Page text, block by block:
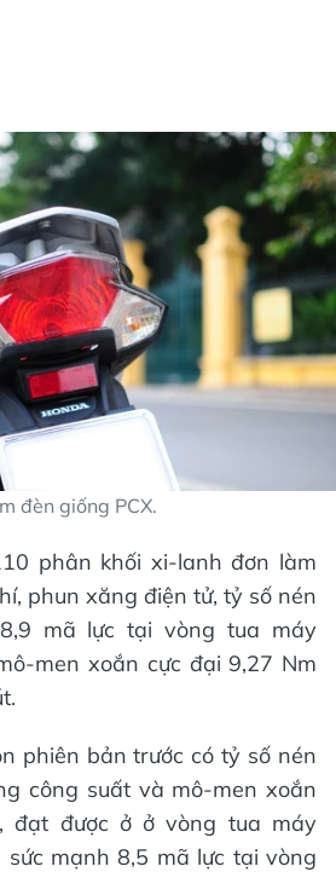
đèn giống PCX.
phân khối xi-lanh đơn làm
phun xăng điện tử, tỷ số nén
mã lực tại vòng tua máy
men xoắn cực đại 9,27 Nm
phiên bản trước có tỷ số nén
công suất và mô-men xoắn
đạt được ở ở vòng tua máy
sức mạnh 8,5 mã lực tại vòng